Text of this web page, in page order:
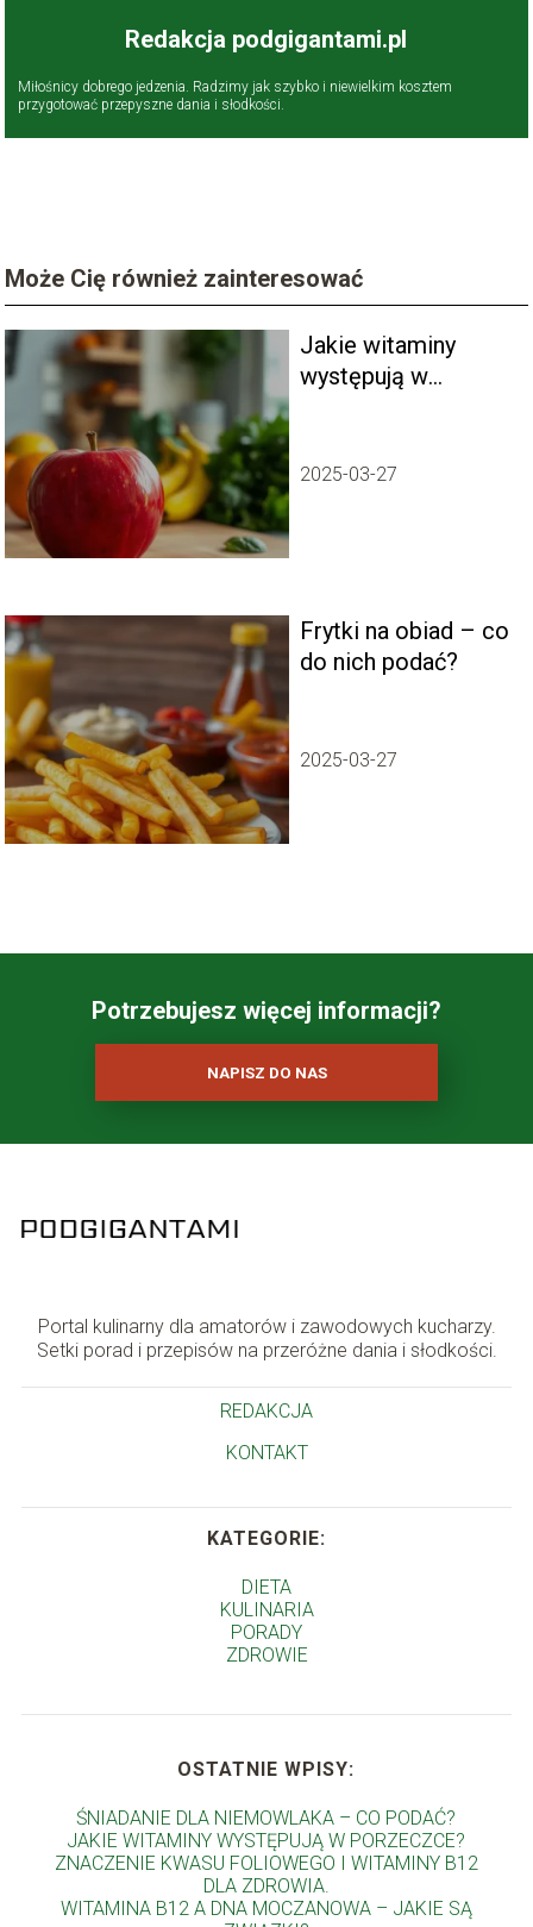
Redakcja podgigantami.pl
Miłośnicy dobrego jedzenia. Radzimy jak szybko i niewielkim kosztem
przygotować przepyszne dania i słodkości.
Może Cię również zainteresować
Jakie witaminy
występują w
2025-03-27
Frytki na obiad – co
do nich podać?
2025-03-27
Potrzebujesz więcej informacji?
NAPISZ DO NAS
Portal kulinarny dla amatorów i zawodowych kucharzy.
Setki porad i przepisów na przeróżne dania i słodkości.
REDAKCJA
KONTAKT
KATEGORIE:
DIETA
KULINARIA
PORADY
ZDROWIE
OSTATNIE WPISY:
ŚNIADANIE DLA NIEMOWLAKA – CO PODAĆ?
JAKIE WITAMINY WYSTĘPUJĄ W PORZECZCE?
ZNACZENIE KWASU FOLIOWEGO I WITAMINY B12
DLA ZDROWIA.
WITAMINA B12 A DNA MOCZANOWA – JAKIE SĄ